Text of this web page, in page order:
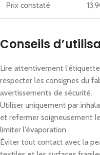
Prix constaté
Conseils
Lire attentivement
respecter les consignes du
avertissements de sécurité.
Utiliser uniquement par
et refermer soigneusement
limiter l’évaporation.
Éviter tout contact avec la